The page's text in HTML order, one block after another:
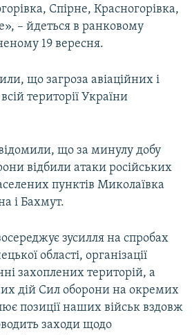
Спірне, Красногорівка,
– йдеться в ранковому
19 вересня.
що загроза авіаційних і
території України
що за минулу добу
відбили атаки російських
пунктів Миколаївка
і Бахмут.
зусилля на спробах
області, організації
захоплених територій, а
дій Сил оборони на окремих
позиції наших військ вздовж
заходи щодо